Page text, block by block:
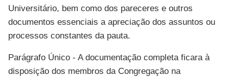
Universitário, bem como dos pareceres e outros
documentos essenciais a apreciação dos assuntos ou
processos constantes da pauta.
Parágrafo Único - A documentação completa ficara à
disposição dos membros da Congregação na